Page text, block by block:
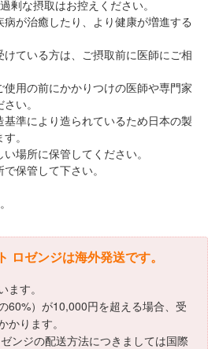
剰な摂取はお控えください。
病が治癒したり、より健康が増進する
けている方は、ご摂取前に医師にご相
使用の前にかかりつけの医師や専門家
い。
基準により造られているため日本の製
。
場所に保管してください。
保管して下さい。
ロゼンジは海外発送です。
す。
60%）が10,000円を超える場合、受
かります。
ンジの配送方法につきましては国際